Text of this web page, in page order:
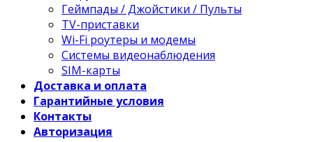
Геймпады / Джойстики / Пульты
TV-приставки
Wi-Fi роутеры и модемы
Системы видеонаблюдения
SIM-карты
Доставка и оплата
Гарантийные условия
Контакты
Авторизация